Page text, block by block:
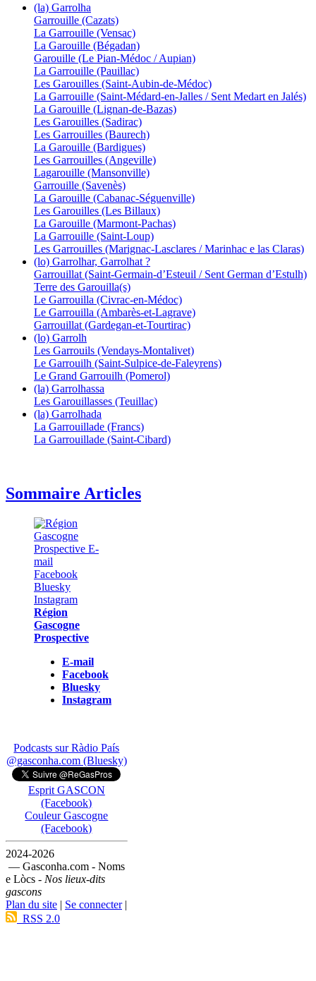
(la) Garrolha
Garrouille (Cazats)
La Garrouille (Vensac)
La Garouille (Bégadan)
Garouille (Le Pian-Médoc / Aupian)
La Garrouille (Pauillac)
Les Garouilles (Saint-Aubin-de-Médoc)
La Garrouille (Saint-Médard-en-Jalles / Sent Medart en Jalés)
La Garouille (Lignan-de-Bazas)
Les Garouilles (Sadirac)
Les Garrouilles (Baurech)
La Garouille (Bardigues)
Les Garrouilles (Angeville)
Lagarouille (Mansonville)
Garrouille (Savenès)
La Garouille (Cabanac-Séguenville)
Les Garouilles (Les Billaux)
La Garouille (Marmont-Pachas)
La Garrouille (Saint-Loup)
Les Garrouilles (Marignac-Lasclares / Marinhac e las Claras)
(lo) Garrolhar, Garrolhat ?
Garrouillat (Saint-Germain-d’Esteuil / Sent German d’Estulh)
Terre des Garouilla(s)
Le Garrouilla (Civrac-en-Médoc)
Le Garrouilla (Ambarès-et-Lagrave)
Garrouillat (Gardegan-et-Tourtirac)
(lo) Garrolh
Les Garrouils (Vendays-Montalivet)
Le Garrouilh (Saint-Sulpice-de-Faleyrens)
Le Grand Garrouilh (Pomerol)
(la) Garrolhassa
Les Garouillasses (Teuillac)
(la) Garrolhada
La Garrouillade (Francs)
La Garrouillade (Saint-Cibard)
Sommaire Articles
Région
Gascogne
Prospective
E-mail
Facebook
Bluesky
Instagram
Podcasts sur Ràdio País
@gasconha.com (Bluesky)
Esprit GASCON
(Facebook)
Couleur Gascogne
(Facebook)
2024-2026
— Gasconha.com - Noms
e Lòcs - Nos lieux-dits
gascons
Plan du site | Se connecter|
RSS 2.0